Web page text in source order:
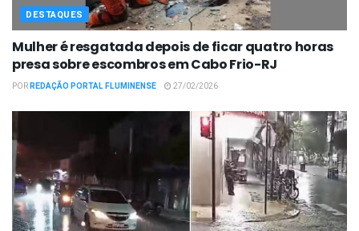
DESTAQUES
Mulher é resgatada depois de ficar quatro horas
presa sobre escombros em Cabo Frio-RJ
PORREDAÇÃO PORTAL FLUMINENSE 27/02/2026